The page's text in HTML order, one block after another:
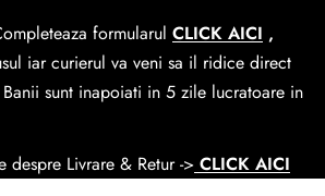
15 lei pentru o comanda mai mica de
o comanda de peste 390 lei.
formularul CLICK AICI ,
iar curierul va veni sa il ridice direct
sunt inapoiati in 5 zile lucratoare in
despre Livrare & Retur -> CLICK AICI